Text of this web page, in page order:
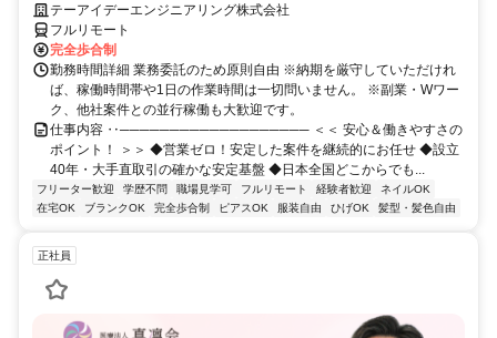
テーアイデーエンジニアリング株式会社
フルリモート
完全歩合制
勤務時間詳細 業務委託のため原則自由 ※納期を厳守していただけれ
ば、稼働時間帯や1日の作業時間は一切問いません。 ※副業・Wワー
ク、他社案件との並行稼働も大歓迎です。
仕事内容 ‥─────────────────── ＜＜ 安心＆働きやすさの
ポイント！ ＞＞ ◆営業ゼロ！安定した案件を継続的にお任せ ◆設立
40年・大手直取引の確かな安定基盤 ◆日本全国どこからでも...
フリーター歓迎 学歴不問 職場見学可 フルリモート 経験者歓迎
ネイルOK
在宅OK
ブランクOK 完全歩合制 ピアスOK 服装自由 ひげOK 髪型・髪色自由
正社員